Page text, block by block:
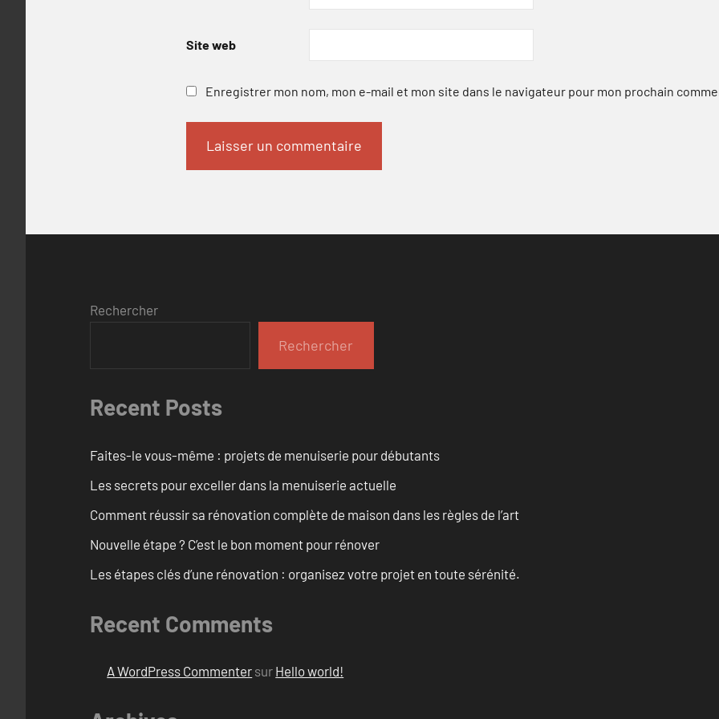
Site web
Enregistrer mon nom, mon e-mail et mon site dans le navigateur pour mon prochain
Rechercher
Rechercher
Recent Posts
Faites-le vous-même : projets de menuiserie pour débutants
Les secrets pour exceller dans la menuiserie actuelle
Comment réussir sa rénovation complète de maison dans les règles de l’art
Nouvelle étape ? C’est le bon moment pour rénover
Les étapes clés d’une rénovation : organisez votre projet en toute sérénité.
Recent Comments
A WordPress Commenter sur Hello world!